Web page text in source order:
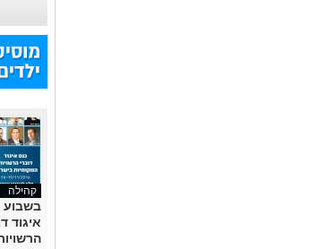
ואיך
עם
...
קהילה
איגוד